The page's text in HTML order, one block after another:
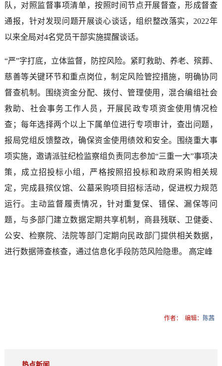
队，对照监督事项清单，按照时间节点开展督查，形成督查
通报，针对发现问题开展谈心谈话，组织整改落实，2022年
以来全局对4名党员干部实施提醒谈话。
“严”字打底，立体监督，防控风险。紧盯救助、养老、殡葬、
慈善等关键环节和重点岗位，制定风险管控措施，明确协同
督查机制。围绕资金分配、拨付、管理使用，混合编组社会
救助、社会事务工作人员，开展民政专项资金使用情况检
查；每年选择两个以上下属单位进行专项审计，查出问题，
报局党组反馈整改，确保资金使用绩效和安全。围绕重大事
项实施，邀请派驻纪检监察组负责同志参加“三重一大”事项决
策，成立招投标小组，严格按照招投标和政府采购相关规
定，完成县殡仪馆、公墓采购项目招标活动，促进权力规范
运行。主动监督履责情况，针对重复保、错保、漏保等问
题，与多部门建立数据定期共享机制，商县残联、卫健委、
公安、检察院、法院等部门定期向民政部门提供相关数据，
进行数据筛查核查，通过信息化手段防范风险隐患。 高定峰
作者： 编辑： 陈茜